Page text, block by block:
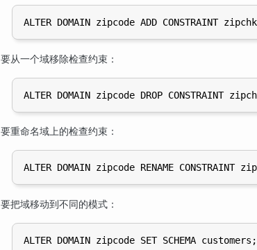
要从一个域移除检查约束：
要重命名域上的检查约束：
要把域移动到不同的模式：